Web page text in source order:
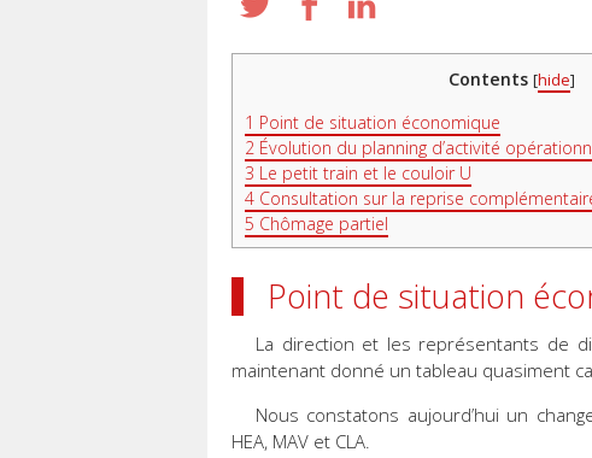
Contents [hide]
1 Point de situation économique
2 Évolution du planning d’activité
3 Le petit train et le couloir U
4 Consultation sur la reprise
5 Chômage partiel
Point de situation
La direction et les représentants de
maintenant donné un tableau quasiment
Nous constatons aujourd’hui un
HEA, MAV et CLA.